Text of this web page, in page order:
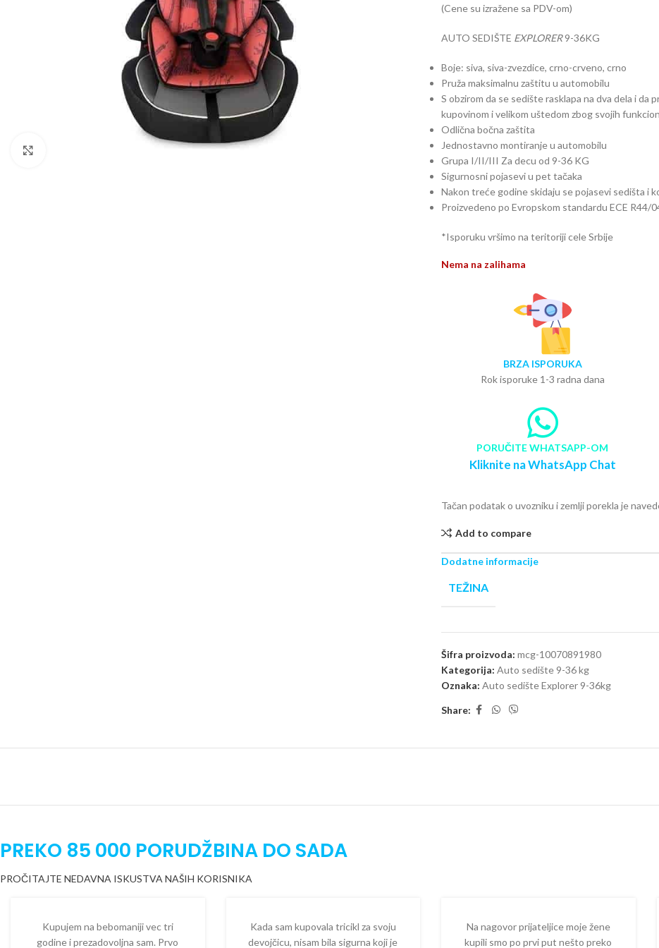
(Cene su izražene sa PDV-om)
AUTO SEDIŠTE EXPLORER9-36KG
Boje: siva, siva-zvezdice, crno-crveno, crno
Pruža maksimalnu zaštitu u automobilu
S obzirom da se sedište rasklapa na dva dela i da
kupovinom i velikom uštedom zbog svojih
Odlična bočna zaštita
Jednostavno montiranje u automobilu
Grupa I/II/III Za decu od 9-36 KG
Sigurnosni pojasevi u pet tačaka
Nakon treće godine skidaju se pojasevi sedišta i
Proizvedeno po Evropskom standardu ECE R44/
*Isporuku vršimo na teritoriji cele Srbije
Nema na zalihama
BRZA ISPORUKA
Rok isporuke 1-3 radna dana
PORUČITE WHATSAPP-OM
Kliknite na WhatsApp Chat
Tačan podatak o uvozniku i zemlji porekla je
Add to compare
Dodatne informacije
TEŽINA
Šifra proizvoda: mcg-10070891980
Kategorija: Auto sedište 9-36 kg
Oznaka: Auto sedište Explorer 9-36kg
Share:
PREKO 85 000 PORUDŽBINA DO SADA
PROČITAJTE NEDAVNA ISKUSTVA NAŠIH KORISNIKA
Kupujem na bebomaniji vec tri
godine i prezadovoljna sam. Prvo
Kada sam kupovala tricikl za svoju
devojčicu, nisam bila sigurna koji je
Na nagovor prijateljice moje žene
kupili smo po prvi put nešto preko